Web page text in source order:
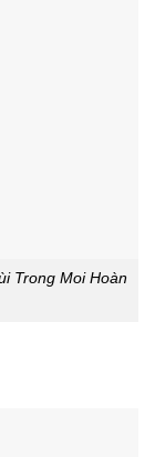
Trong Moi Hoàn